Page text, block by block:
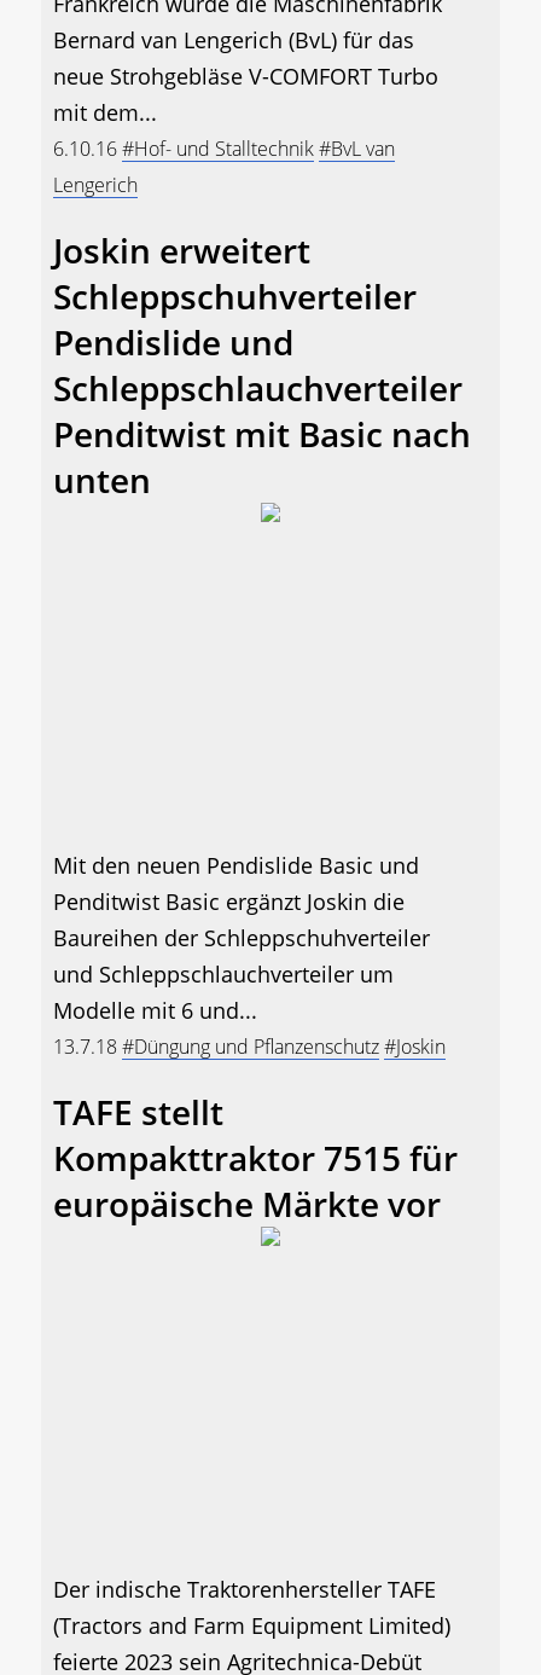
Bernard van Lengerich (BvL) für das
neue Strohgebläse V-COMFORT Turbo
mit dem...
6.10.16#Hof- und Stalltechnik#BvL van
Lengerich
Joskin erweitert
Schleppschuhverteiler
Pendislide und
Schleppschlauchverteiler
Penditwist mit Basic nach
unten
Mit den neuen Pendislide Basic und
Penditwist Basic ergänzt Joskin die
Baureihen der Schleppschuhverteiler
und Schleppschlauchverteiler um
Modelle mit 6 und...
13.7.18#Düngung und Pflanzenschutz#Joskin
TAFE stellt
Kompakttraktor 7515 für
europäische Märkte vor
Der indische Traktorenhersteller TAFE
(Tractors and Farm Equipment Limited)
feierte 2023 sein Agritechnica-Debüt